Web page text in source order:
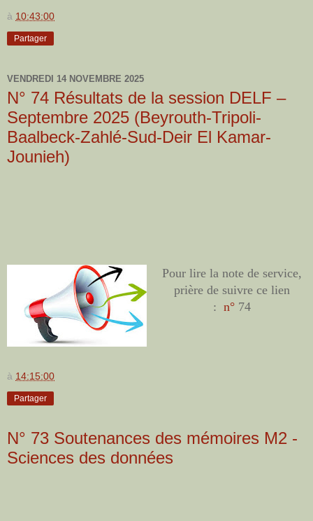
à 10:43:00
Partager
VENDREDI 14 NOVEMBRE 2025
N° 74 Résultats de la session DELF –
Septembre 2025‎ (Beyrouth-Tripoli-
Baalbeck-Zahlé-Sud-Deir El Kamar-
Jounieh)
Pour lire la note de service,
prière de suivre ce lien
: n° 74
à 14:15:00
Partager
N° 73 Soutenances des mémoires M2 -
Sciences des données